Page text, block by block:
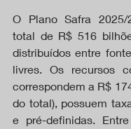
O Plano Safra 2025/
total de R$ 516
distribuídos entre
livres. Os recursos
correspondem a R$
do total), possuem
e pré-definidas.